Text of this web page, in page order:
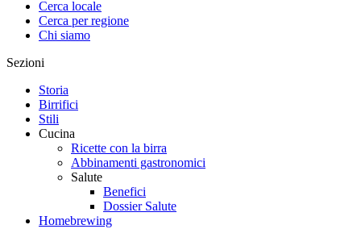
Cerca locale
Cerca per regione
Chi siamo
Sezioni
Storia
Birrifici
Stili
Cucina
Ricette con la birra
Abbinamenti gastronomici
Salute
Benefici
Dossier Salute
Homebrewing